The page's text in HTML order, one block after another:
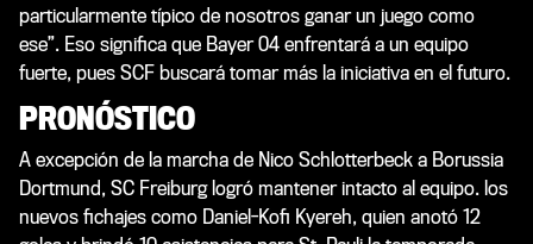
particularmente típico de nosotros ganar un juego como
ese”. Eso significa que Bayer 04 enfrentará a un equipo
fuerte, pues SCF buscará tomar más la iniciativa en el futuro.
PRONÓSTICO
A excepción de la marcha de Nico Schlotterbeck a Borussia
Dortmund, SC Freiburg logró mantener intacto al equipo. los
nuevos fichajes como Daniel-Kofi Kyereh, quien anotó 12